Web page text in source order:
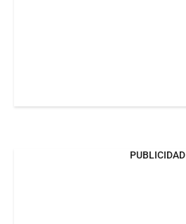
PUBLICIDAD